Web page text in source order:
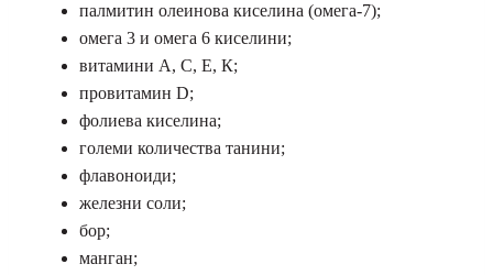
палмитин олеинова киселина (омега-7);
омега 3 и омега 6 киселини;
витамини А, С, Е, К;
провитамин D;
фолиева киселина;
големи количества танини;
флавоноиди;
железни соли;
бор;
манган;